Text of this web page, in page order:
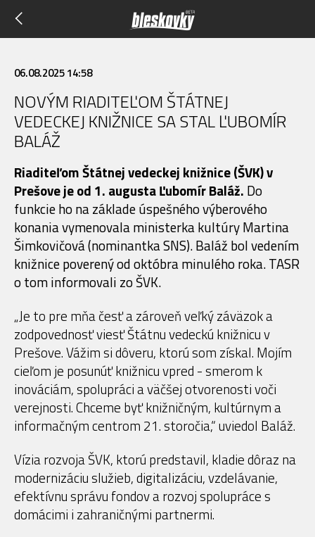
06.08.2025 14:58
NOVÝM RIADITEĽOM ŠTÁTNEJ
VEDECKEJ KNIŽNICE SA STAL ĽUBOMÍR
BALÁŽ
Riaditeľom Štátnej vedeckej knižnice (ŠVK) v
Prešove je od 1. augusta Ľubomír Baláž. Do
funkcie ho na základe úspešného výberového
konania vymenovala ministerka kultúry Martina
Šimkovičová (nominantka SNS). Baláž bol vedením
knižnice poverený od októbra minulého roka. TASR
o tom informovali zo ŠVK.
„Je to pre mňa česť a zároveň veľký záväzok a
zodpovednosť viesť Štátnu vedeckú knižnicu v
Prešove. Vážim si dôveru, ktorú som získal. Mojím
cieľom je posunúť knižnicu vpred - smerom k
inováciám, spolupráci a väčšej otvorenosti voči
verejnosti. Chceme byť knižničným, kultúrnym a
informačným centrom 21. storočia,“ uviedol Baláž.
Vízia rozvoja ŠVK, ktorú predstavil, kladie dôraz na
modernizáciu služieb, digitalizáciu, vzdelávanie,
efektívnu správu fondov a rozvoj spolupráce s
domácimi i zahraničnými partnermi.